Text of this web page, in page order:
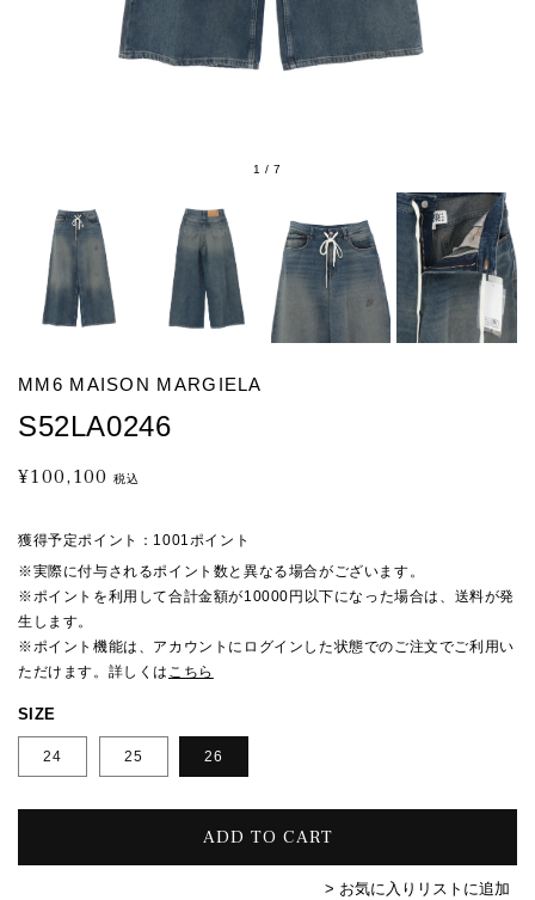
1 /7
MM6 MAISON MARGIELA
S52LA0246
通
価
格
¥100,100 税込
獲得予定ポイント： 1001ポイント
※実際に付与されるポイント数と異なる場合がございます。
※ポイントを利用して合計金額が10000円以下になった場合は、送料が発
生します。
※ポイント機能は、アカウントにログインした状態でのご注文でご利用い
ただけます。詳しくは こちら
SIZE
24 25 26
ADD TO CART
> お気に入りリストに追加